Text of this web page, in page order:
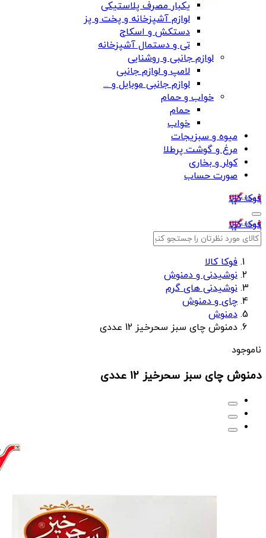
یکبار مصرف پلاستیکی
لوازم آشپزخانه و پخت و پز
دستکش و اسکاج
تی و دستمال آشپزخانه
لوازم جانبی و روشنایی
لامپ و لوازم جانبی
لوازم جانبی موبایل و ...
خواب و حمام
حمام
خواب
میوه و سبزیجات
مرغ و گوشت پرطلا
کولر و بخاری
صورت حساب
فوکا کالا
فوکا کالا
فوکا کالا
نوشیدنی و دمنوش
نوشیدنی های گرم
چای و دمنوش
دمنوش
دمنوش چای سبز سحرخیز 12 عددی
ناموجود
دمنوش چای سبز سحرخیز 12 عددی